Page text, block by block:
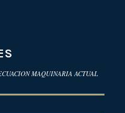
MAQUINARIA ACTUAL